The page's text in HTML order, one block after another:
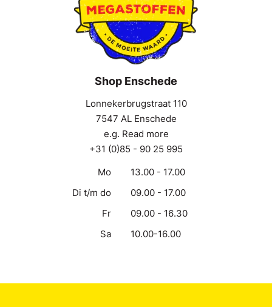
Shop Enschede
Lonnekerbrugstraat 110
7547 AL Enschede
e.g. Read more
+31 (0)85 - 90 25 995
Mo
13.00 - 17.00
Di t/m do
09.00 - 17.00
Fr
09.00 - 16.30
Sa
10.00-16.00